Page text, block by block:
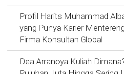
Profil Harits Muhammad
yang Punya Karier
Firma Konsultan Global
Dea Arranoya Kuliah